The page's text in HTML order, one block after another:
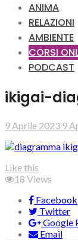
ANIMA
RELAZIONI
AMBIENTE
CORSI
PODCAST
ikigai-
9 Aprile 2023 9
Like this
18 Views
Facebook
Twitter
Google
Email